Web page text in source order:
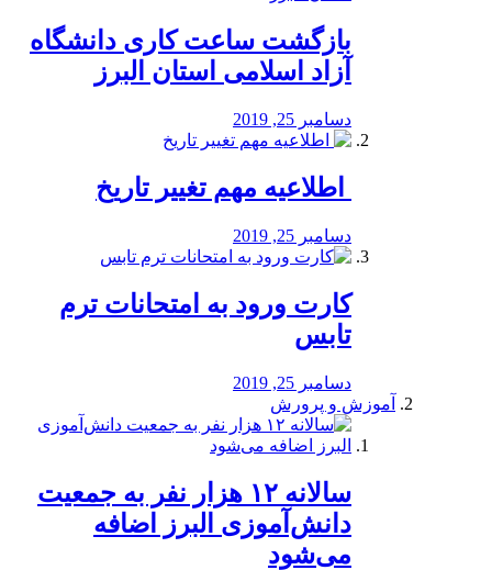
بازگشت ساعت کاری دانشگاه
آزاد اسلامی استان البرز
دسامبر 25, 2019
️ اطلاعیه مهم تغییر تاریخ
دسامبر 25, 2019
کارت ورود به امتحانات ترم
تابس
دسامبر 25, 2019
آموزش و پرورش
️سالانه ۱۲ هزار نفر به جمعیت
دانش‌آموزی البرز اضافه
می‌شود